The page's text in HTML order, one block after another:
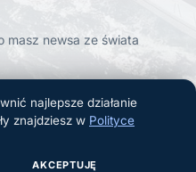
masz newsa ze świata
najlepsze działanie
znajdziesz w Polityce
AKCEPTUJĘ